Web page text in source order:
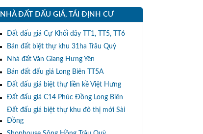
NHÀ ĐẤT ĐẤU GIÁ, TÁI ĐỊNH CƯ
Đất đấu giá Cự Khối dãy TT1, TT5, TT6
Bán đất biệt thự khu 31ha Trâu Quỳ
Nhà đất Văn Giang Hưng Yên
Bán đất đấu giá Long Biên TT5A
Đất đấu giá biệt thự liền kề Việt Hưng
Đất đấu giá C14 Phúc Đồng Long Biên
Đất đấu giá biệt thự khu đô thị mới Sài
Đồng